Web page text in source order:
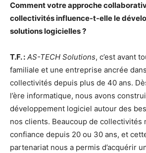
Comment votre approche
collectivités influence-t-elle le
solutions logicielles ?
T.F. : AS-TECH Solutions, c’est avant
familiale et une entreprise ancrée
collectivités depuis plus de 40 ans.
l’ère informatique, nous avons
développement logiciel autour des
nos clients. Beaucoup de collectivités
confiance depuis 20 ou 30 ans, et
partenariat nous a permis d’acquérir